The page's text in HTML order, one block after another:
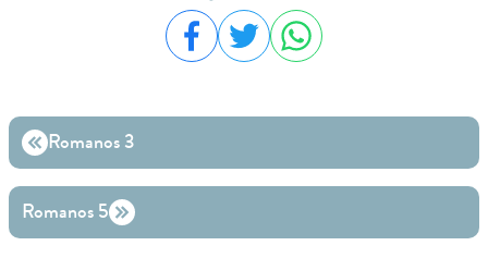
Compartilhar no Facebook
Compartilhar no Twitter
Compartilhar no
Romanos 3
Romanos 5